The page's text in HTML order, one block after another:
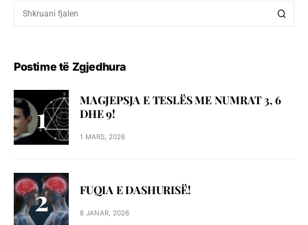
Postime të Zgjedhura
MAGJEPSJA E TESLËS ME NUMRAT 3, 6
DHE 9!
1 MARS, 2026
FUQIA E DASHURISË!
8 JANAR, 2026